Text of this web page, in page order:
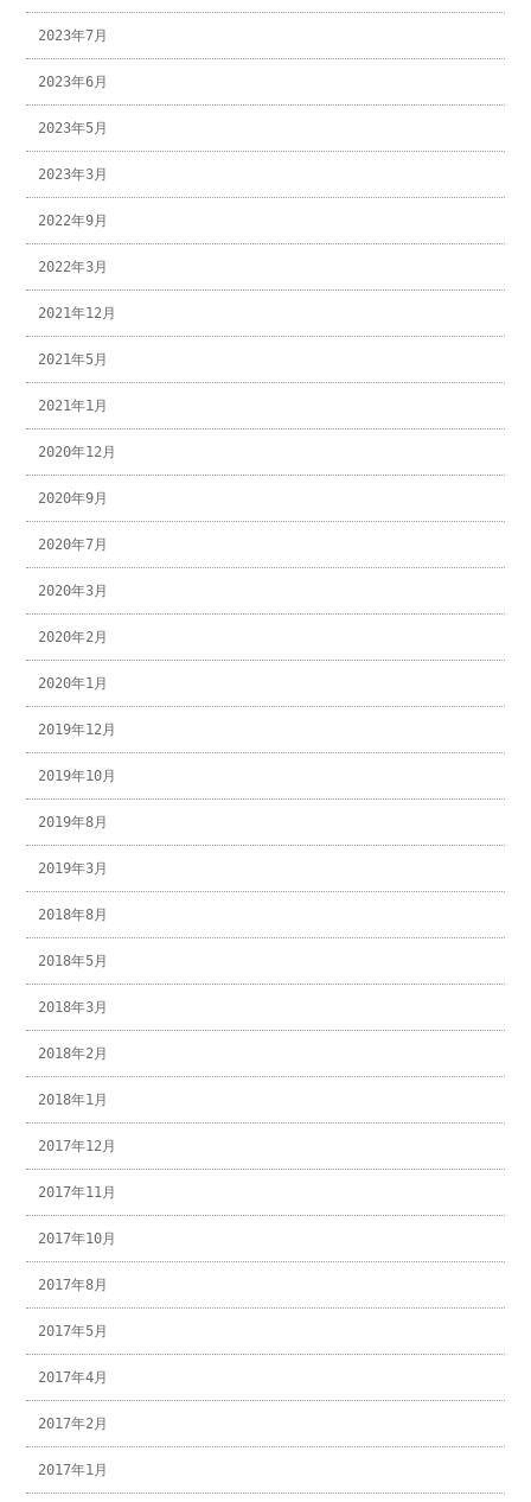
2023年7月
2023年6月
2023年5月
2023年3月
2022年9月
2022年3月
2021年12月
2021年5月
2021年1月
2020年12月
2020年9月
2020年7月
2020年3月
2020年2月
2020年1月
2019年12月
2019年10月
2019年8月
2019年3月
2018年8月
2018年5月
2018年3月
2018年2月
2018年1月
2017年12月
2017年11月
2017年10月
2017年8月
2017年5月
2017年4月
2017年2月
2017年1月